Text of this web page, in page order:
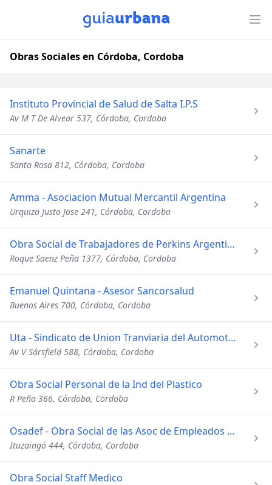
Obras Sociales en Córdoba, Cordoba
Instituto Provincial de Salud de Salta I.P.S
Av M T De Alvear 537, Córdoba, Cordoba
Sanarte
Santa Rosa 812, Córdoba, Cordoba
Amma - Asociacion Mutual Mercantil Argentina
Urquiza Justo Jose 241, Córdoba, Cordoba
Obra Social de Trabajadores de Perkins Argentina
Roque Saenz Peña 1377, Córdoba, Cordoba
Emanuel Quintana - Asesor Sancorsalud
Buenos Aires 700, Córdoba, Cordoba
Uta - Sindicato de Union Tranviaria del Automotor
Av V Sársfield 588, Córdoba, Cordoba
Obra Social Personal de la Ind del Plastico
R Peña 366, Córdoba, Cordoba
Osadef - Obra Social de las Asoc de Empleados de Farmacias
Ituzaingó 444, Córdoba, Cordoba
Obra Social Staff Medico